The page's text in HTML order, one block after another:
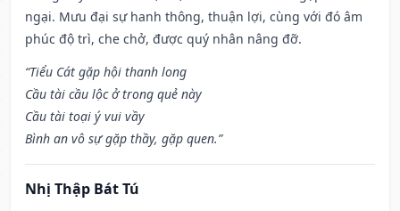
ngại. Mưu đại sự hanh thông, thuận lợi, cùng với đó âm
phúc độ trì, che chở, được quý nhân nâng đỡ.
“Tiểu Cát gặp hội thanh long
Cầu tài cầu lộc ở trong quẻ này
Cầu tài toại ý vui vầy
Bình an vô sự gặp thầy, gặp quen.”
Nhị Thập Bát Tú